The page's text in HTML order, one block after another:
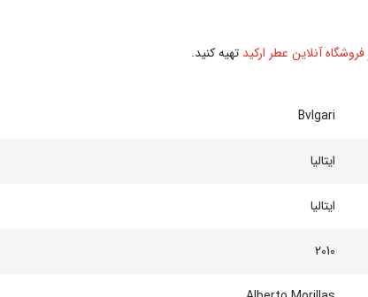
فروشگاه آنلاین عطر ارکید تهیه کنید.
Bvlgari
ایتالیا
ایتالیا
2010